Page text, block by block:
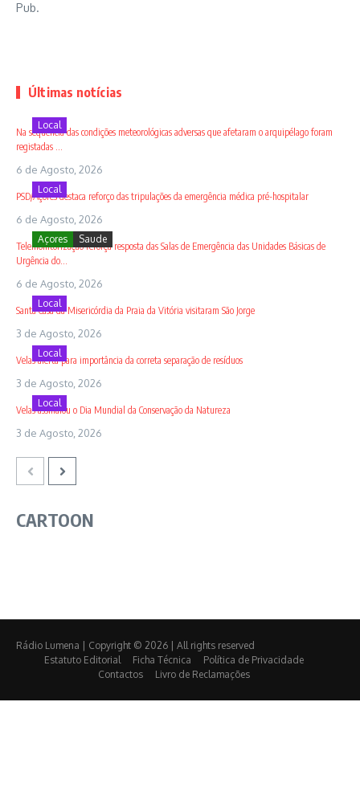
Pub.
Últimas notícias
Local
Na sequência das condições meteorológicas adversas que afetaram o arquipélago foram
registadas ...
6 de Agosto, 2026
Local
PSD/Açores destaca reforço das tripulações da emergência médica pré-hospitalar
6 de Agosto, 2026
Açores Saude
Telemonitorização reforça resposta das Salas de Emergência das Unidades Básicas de
Urgência do...
6 de Agosto, 2026
Local
Santa Casa da Misericórdia da Praia da Vitória visitaram São Jorge
3 de Agosto, 2026
Local
Velas alerta para importância da correta separação de resíduos
3 de Agosto, 2026
Local
Velas assinalou o Dia Mundial da Conservação da Natureza
3 de Agosto, 2026
CARTOON
Rádio Lumena | Copyright © 2026 | All rights reserved
Estatuto Editorial
Ficha Técnica
Política de Privacidade
Contactos
Livro de Reclamações